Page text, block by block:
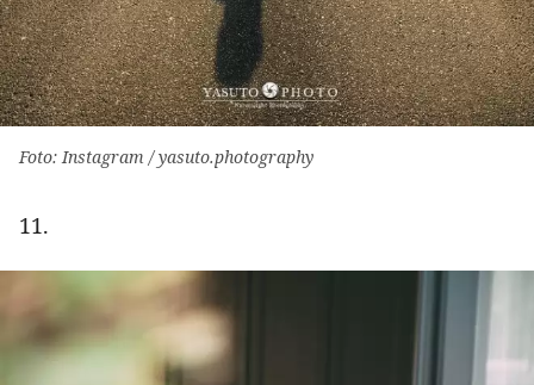
Foto: Instagram / yasuto.photography
11.